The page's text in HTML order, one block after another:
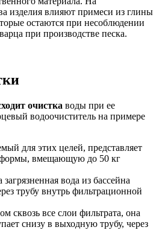
изделия влияют примеси из глины
остаются при несоблюдении
при производстве песка.
очистка воды при ее
водоочиститель на примере
для этих целей, представляет
формы, вмещающую до 50 кг
вода из бассейна
трубу внутрь фильтрационной
сквозь все слои фильтрата, она
снизу в выходную трубу, через